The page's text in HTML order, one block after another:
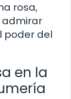
rosa,
poder del
en la